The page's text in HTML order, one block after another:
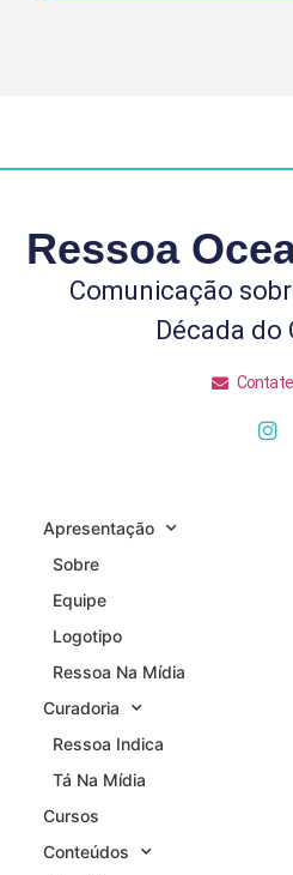
Ressoa
Comunicação
Década do
Apresentação
Sobre
Equipe
Logotipo
Ressoa Na Mídia
Curadoria
Ressoa Indica
Tá Na Mídia
Cursos
Conteúdos